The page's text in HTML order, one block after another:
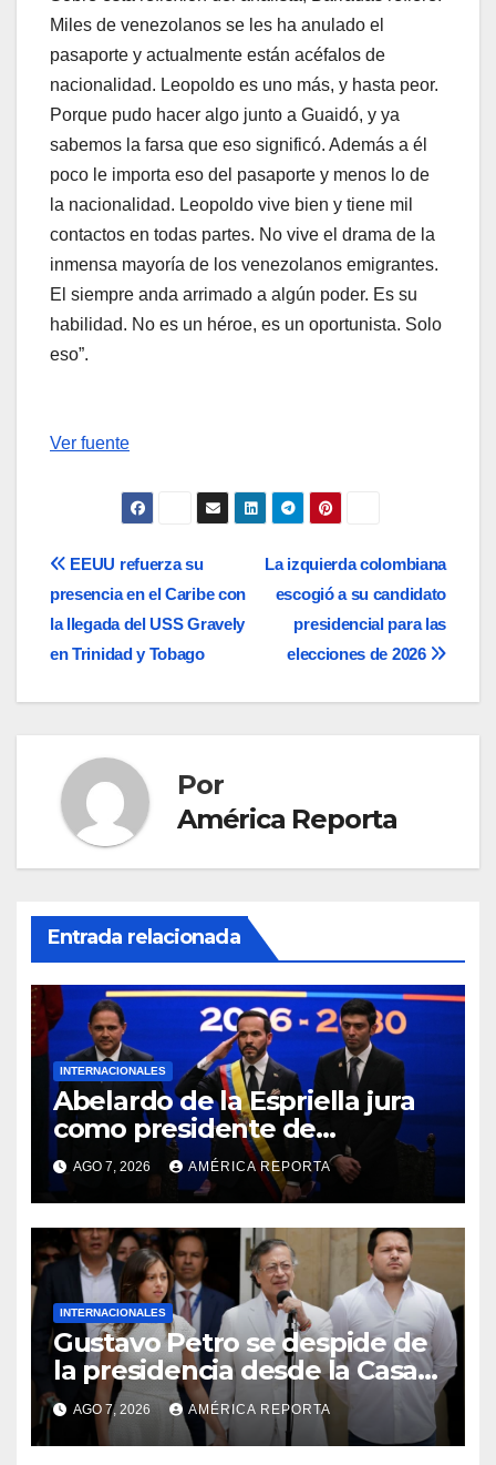
Miles de venezolanos se les ha anulado el
pasaporte y actualmente están acéfalos de
nacionalidad. Leopoldo es uno más, y hasta peor.
Porque pudo hacer algo junto a Guaidó, y ya
sabemos la farsa que eso significó. Además a él
poco le importa eso del pasaporte y menos lo de
la nacionalidad. Leopoldo vive bien y tiene mil
contactos en todas partes. No vive el drama de la
inmensa mayoría de los venezolanos emigrantes.
El siempre anda arrimado a algún poder. Es su
habilidad. No es un héroe, es un oportunista. Solo
eso”.
Ver fuente
Navegación
de
entradas
La izquierda colombiana
escogió a su candidato
presidencial para las
elecciones de 2026
EEUU refuerza su
presencia en el Caribe con
la llegada del USS Gravely
en Trinidad y Tobago
Por
América Reporta
Entrada relacionada
INTERNACIONALES
Abelardo de la Espriella jura
como presidente de
Colombia para el periodo
2026-2030
AGO 7, 2026 AMÉRICA REPORTA
INTERNACIONALES
Gustavo Petro se despide de
la presidencia desde la Casa
de Nariño
AGO 7, 2026 AMÉRICA REPORTA